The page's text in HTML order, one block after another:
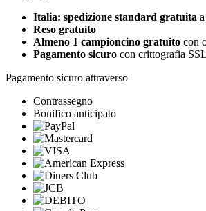
Italia: spedizione standard gratuita
Reso gratuito
Almeno 1 campioncino gratuito con
Pagamento sicuro con crittografia SSL
Pagamento sicuro attraverso
Contrassegno
Bonifico anticipato